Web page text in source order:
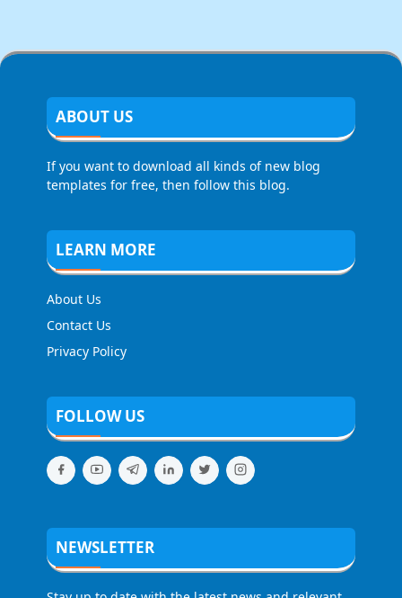
ABOUT US
If you want to download all kinds of new blog
templates for free, then follow this blog.
LEARN MORE
About Us
Contact Us
Privacy Policy
FOLLOW US
NEWSLETTER